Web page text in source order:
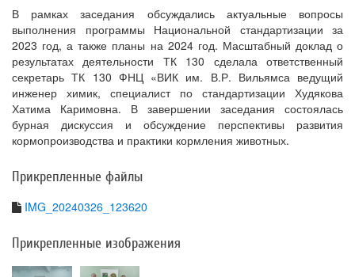
В рамках заседания обсуждались актуальные вопросы
выполнения программы Национальной стандартизации за
2023 год, а также планы на 2024 год. Масштабный доклад о
результатах деятельности ТК 130 сделала ответственный
секретарь ТК 130 ФНЦ «ВИК им. В.Р. Вильямса ведущий
инженер химик, специалист по стандартизации Худякова
Хатима Каримовна. В завершении заседания состоялась
бурная дискуссия и обсуждение перспективы развития
кормопроизводства и практики кормления животных.
Прикрепленные файлы
IMG_20240326_123620
Прикрепленные изображения